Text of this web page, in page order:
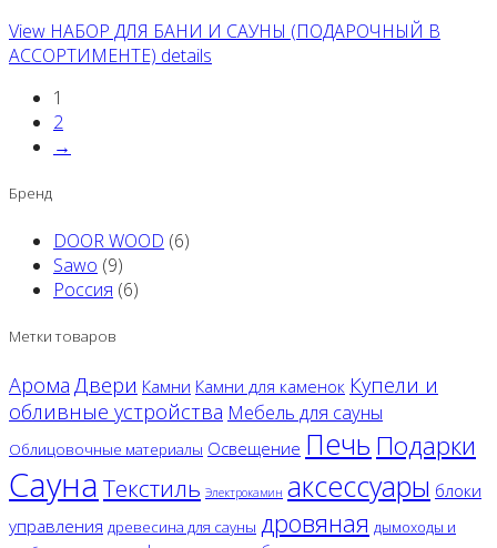
View НАБОР ДЛЯ БАНИ И САУНЫ (ПОДАРОЧНЫЙ В
АССОРТИМЕНТЕ) details
1
2
→
Бренд
DOOR WOOD (6)
Sawo (9)
Россия (6)
Метки товаров
Арома Двери Камни Камни для каменок Купели и
обливные устройства Мебель для сауны
Облицовочные материалы Освещение Печь Подарки
Сауна Текстиль Электрокамин аксессуары блоки
управления древесина для сауны дровяная дымоходы и